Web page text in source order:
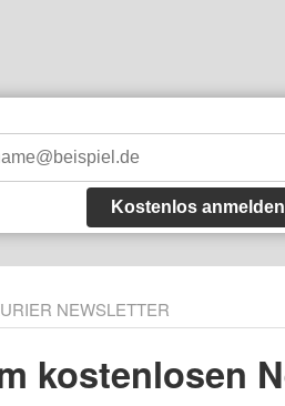
Kostenlos anmelden
NEWSLETTER
kostenlosen